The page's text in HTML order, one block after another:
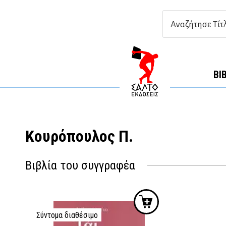
Κουρόπουλος Π.
Βιβλία του συγγραφέα
Σύντομα διαθέσιμο